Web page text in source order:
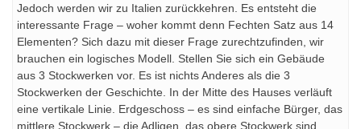
Jedoch werden wir zu Italien zurückkehren. Es entsteht die
interessante Frage – woher kommt denn Fechten Satz aus 14
Elementen? Sich dazu mit dieser Frage zurechtzufinden, wir
brauchen ein logisches Modell. Stellen Sie sich ein Gebäude
aus 3 Stockwerken vor. Es ist nichts Anderes als die 3
Stockwerken der Geschichte. In der Mitte des Hauses verläuft
eine vertikale Linie. Erdgeschoss – es sind einfache Bürger, das
mittlere Stockwerk – die Adligen, das obere Stockwerk sind